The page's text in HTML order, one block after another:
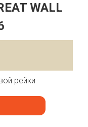
WALL
рейки